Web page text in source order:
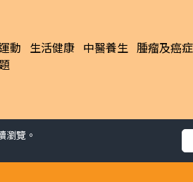
灘的旅遊點。其毗鄰的七姊妹崖（
Wallpaper之一，對其景觀絕對不
客們的目的都是想親親大自然，沿
的七姊妹崖，由7座白堊斷崖組成
瀏覽。